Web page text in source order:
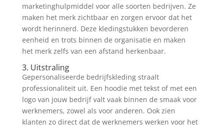
marketinghulpmiddel voor alle soorten bedrijven. Ze
maken het merk zichtbaar en zorgen ervoor dat het
wordt herinnerd. Deze kledingstukken bevorderen
eenheid en trots binnen de organisatie en maken
het merk zelfs van een afstand herkenbaar.
3. Uitstraling
Gepersonaliseerde bedrijfskleding straalt
professionaliteit uit. Een hoodie met tekst of met een
logo van jouw bedrijf valt vaak binnen de smaak voor
werknemers, zowel als voor anderen. Ook zien
klanten zo direct dat de werknemers werken voor het